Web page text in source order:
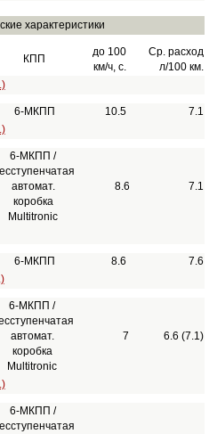
характеристики
КПП
до 100
км/ч, с.
Ср. расход
л/100 км.
6-МКПП 10.5
7.1
6-МКПП /
автомат.
коробка
Multitronic
8.6 7.1
6-МКПП 8.6
7.6
6-МКПП /
автомат.
коробка
Multitronic
7 6.6 (7.1)
6-МКПП /